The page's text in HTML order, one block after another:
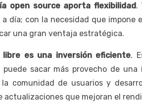
open source aporta flexibilidad.
día; con la necesidad que impone
una gran ventaja estratégica.
es una inversión eficiente.
puede sacar más provecho de
la comunidad de usuarios y
actualizaciones que mejoran el